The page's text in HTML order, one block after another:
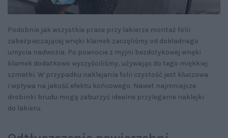
Podobnie jak wszystkie prace przy lakierze montaż folii
zabezpieczającej wnęki klamek zaczęliśmy od dokładnego
umycia nadwozia. Po powrocie z myjni bezdotykowej wnęki
klamek dodatkowo wyczyściliśmy, używając do tego miękkiej
szmatki. W przypadku naklejania folii czystość jest kluczowa
i wpływa na jakość efektu końcowego. Nawet najmniejsze
drobinki brudu mogą zaburzyć idealne przyleganie naklejki
do lakieru.